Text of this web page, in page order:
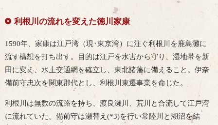
利根川の流れを変えた徳川家康
1590年、家康は江戸湾（現･東京湾）に注ぐ利根川を鹿島灘に
流す構想を打ち出す。目的は江戸を水害から守り、湿地帯を新
田に変え、水上交通網を確立し、東北諸藩に備えること。伊奈
備前守忠次を関東郡代とし、利根川東遷事業を命じた。
利根川は無数の流路を持ち、渡良瀬川、荒川と合流して江戸湾
に流れていた。備前守は瀬替え(*3)を行い常陸川と湖沼を結